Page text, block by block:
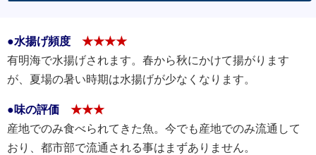
●水揚げ頻度
★★★★
有明海で水揚げされます。春から秋にかけて揚がります
が、夏場の暑い時期は水揚げが少なくなります。
●味の評価
★★★
産地でのみ食べられてきた魚。今でも産地でのみ流通して
おり、都市部で流通される事はまずありません。